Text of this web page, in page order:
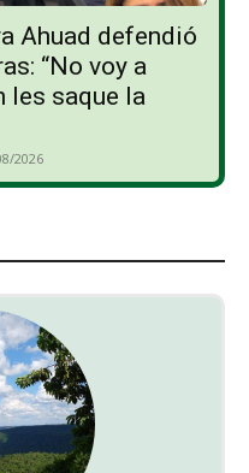
Ahuad defendió
“No voy a
les saque la
2026